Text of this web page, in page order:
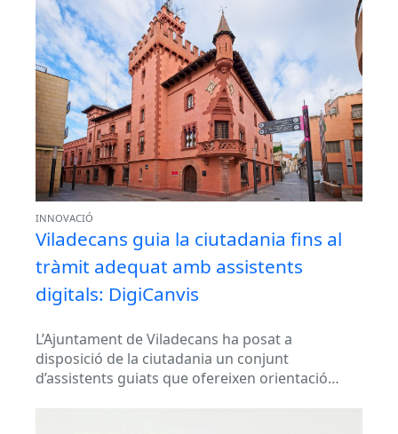
INNOVACIÓ
Viladecans guia la ciutadania fins al
tràmit adequat amb assistents
digitals: DigiCanvis
L’Ajuntament de Viladecans ha posat a
disposició de la ciutadania un conjunt
d’assistents guiats que ofereixen orientació